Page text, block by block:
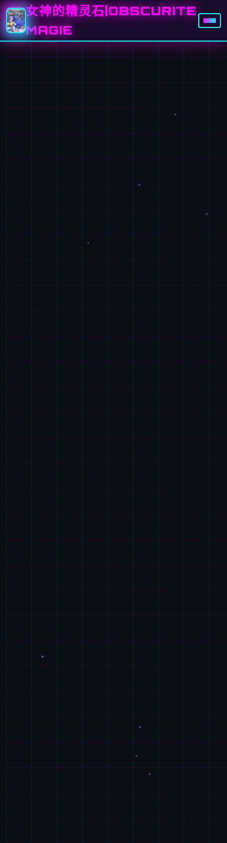
女神的精灵石|OBSCURITE
MAGIE